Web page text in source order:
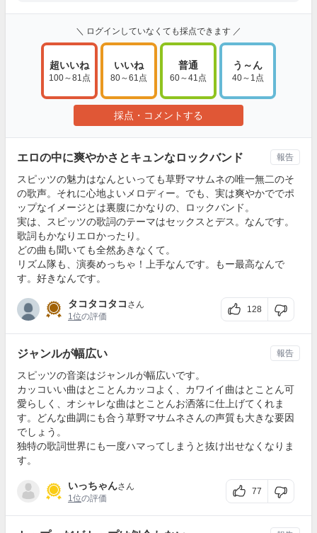
＼ ログインしていなくても採点できます ／
超いいね
100～81点
いいね
80～61点
普通
60～41点
う～ん
40～1点
採点・コメントする
エロの中に爽やかさとキュンなロックバンド
スピッツの魅力はなんといっても草野マサムネの唯一無二のそ
の歌声。それに心地よいメロディー。でも、実は爽やかででポ
ップなイメージとは裏腹にかなりの、ロックバンド。
実は、スピッツの歌詞のテーマはセックスとデス。なんです。
歌詞もかなりエロかったり。
どの曲も聞いても全然あきなくて。
リズム隊も、演奏めっちゃ！上手なんです。もー最高なんで
す。好きなんです。
タコタコタコ さん
1位の評価
128
報告
ジャンルが幅広い
スピッツの音楽はジャンルが幅広いです。
カッコいい曲はとことんカッコよく、カワイイ曲はとことん可
愛らしく、オシャレな曲はとことんお洒落に仕上げてくれま
す。どんな曲調にも合う草野マサムネさんの声質も大きな要因
でしょう。
独特の歌詞世界にも一度ハマってしまうと抜け出せなくなりま
す。
いっちゃんさん
1位の評価
77
報告